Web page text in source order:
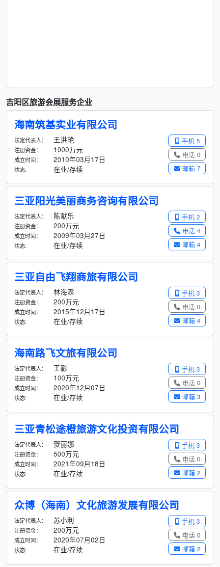
吉阳区旅游会展服务企业
海南筑基实业有限公司
手机 5
电话 0
邮箱 7
法定代表人： 王洪艳
注册资金： 1000万元
成立时间： 2010年03月17日
状态: 在业/存续
三亚阳光美丽商务咨询有限公司
手机 2
电话 4
邮箱 4
法定代表人： 陈献乐
注册资金： 200万元
成立时间： 2009年03月27日
状态: 在业/存续
三亚自由飞翔商旅有限公司
手机 3
电话 0
邮箱 4
法定代表人： 林海霖
注册资金： 200万元
成立时间： 2015年12月17日
状态: 在业/存续
海南路飞文旅有限公司
手机 3
电话 0
邮箱 3
法定代表人： 王影
注册资金： 100万元
成立时间： 2020年12月07日
状态: 在业/存续
三亚青松途橙旅游文化投资有限公司
手机 3
电话 0
邮箱 2
法定代表人： 贺丽娜
注册资金： 500万元
成立时间： 2021年09月18日
状态: 在业/存续
众博（海南）文化旅游发展有限公司
手机 3
电话 0
邮箱 2
法定代表人： 苏小利
注册资金： 200万元
成立时间： 2020年07月02日
状态: 在业/存续